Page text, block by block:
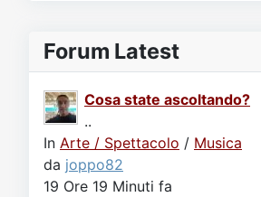
Forum Latest
Cosa state ascoltando?
..
In Arte / Spettacolo / Musica
da joppo82
19 Ore 19 Minuti fa